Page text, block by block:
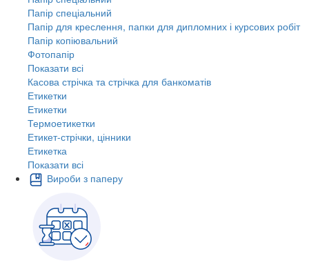
Папір спеціальний
Папір для креслення, папки для дипломних і курсових робіт
Папір копіювальний
Фотопапір
Показати всі
Касова стрічка та стрічка для банкоматів
Етикетки
Етикетки
Термоетикетки
Етикет-стрічки, цінники
Етикетка
Показати всі
Вироби з паперу